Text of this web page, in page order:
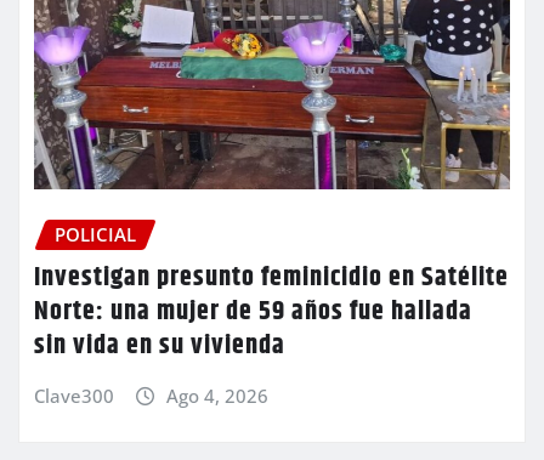
POLICIAL
Investigan presunto feminicidio en Satélite
Norte: una mujer de 59 años fue hallada
sin vida en su vivienda
Clave300 Ago 4, 2026